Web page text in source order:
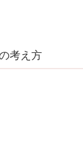
考え方